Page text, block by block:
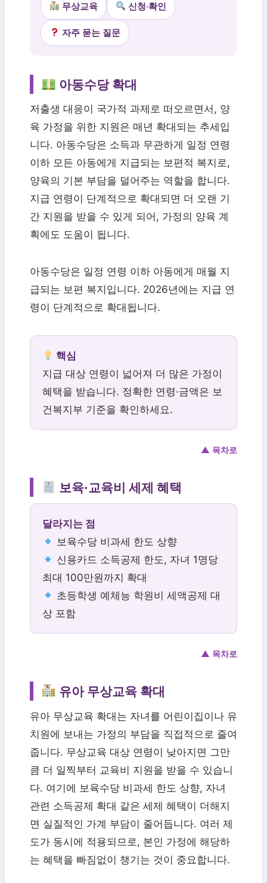
무상교육 신청·확인
자주 묻는 질문
아동수당 확대
저출생 대응이 국가적 과제로 떠오르면서, 양
육 가정을 위한 지원은 매년 확대되는 추세입
니다. 아동수당은 소득과 무관하게 일정 연령
이하 모든 아동에게 지급되는 보편적 복지로,
양육의 기본 부담을 덜어주는 역할을 합니다.
지급 연령이 단계적으로 확대되면 더 오랜 기
간 지원을 받을 수 있게 되어, 가정의 양육 계
획에도 도움이 됩니다.
아동수당은 일정 연령 이하 아동에게 매월 지
급되는 보편 복지입니다. 2026년에는 지급 연
령이 단계적으로 확대됩니다.
핵심
지급 대상 연령이 넓어져 더 많은 가정이
혜택을 받습니다. 정확한 연령·금액은 보
건복지부 기준을 확인하세요.
▲ 목차로
보육·교육비 세제 혜택
달라지는 점
보육수당 비과세 한도 상향
신용카드 소득공제 한도, 자녀 1명당
최대 100만원까지 확대
초등학생 예체능 학원비 세액공제 대
상 포함
▲ 목차로
유아 무상교육 확대
유아 무상교육 확대는 자녀를 어린이집이나 유
치원에 보내는 가정의 부담을 직접적으로 줄여
줍니다. 무상교육 대상 연령이 낮아지면 그만
큼 더 일찍부터 교육비 지원을 받을 수 있습니
다. 여기에 보육수당 비과세 한도 상향, 자녀
관련 소득공제 확대 같은 세제 혜택이 더해지
면 실질적인 가계 부담이 줄어듭니다. 여러 제
도가 동시에 적용되므로, 본인 가정에 해당하
는 혜택을 빠짐없이 챙기는 것이 중요합니다.